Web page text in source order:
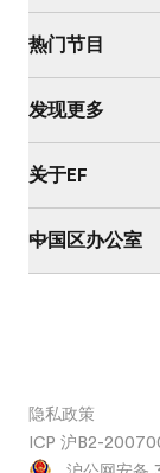
热门节目
发现更多
关于EF
中国区办公室
隐私政策
ICP 沪B2-